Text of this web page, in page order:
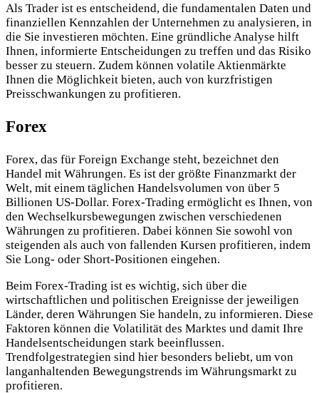
Als Trader ist es entscheidend, die fundamentalen Daten und
finanziellen Kennzahlen der Unternehmen zu analysieren, in
die Sie investieren möchten. Eine gründliche Analyse hilft
Ihnen, informierte Entscheidungen zu treffen und das Risiko
besser zu steuern. Zudem können volatile Aktienmärkte
Ihnen die Möglichkeit bieten, auch von kurzfristigen
Preisschwankungen zu profitieren.
Forex
Forex, das für Foreign Exchange steht, bezeichnet den
Handel mit Währungen. Es ist der größte Finanzmarkt der
Welt, mit einem täglichen Handelsvolumen von über 5
Billionen US-Dollar. Forex-Trading ermöglicht es Ihnen, von
den Wechselkursbewegungen zwischen verschiedenen
Währungen zu profitieren. Dabei können Sie sowohl von
steigenden als auch von fallenden Kursen profitieren, indem
Sie Long- oder Short-Positionen eingehen.
Beim Forex-Trading ist es wichtig, sich über die
wirtschaftlichen und politischen Ereignisse der jeweiligen
Länder, deren Währungen Sie handeln, zu informieren. Diese
Faktoren können die Volatilität des Marktes und damit Ihre
Handelsentscheidungen stark beeinflussen.
Trendfolgestrategien sind hier besonders beliebt, um von
langanhaltenden Bewegungstrends im Währungsmarkt zu
profitieren.